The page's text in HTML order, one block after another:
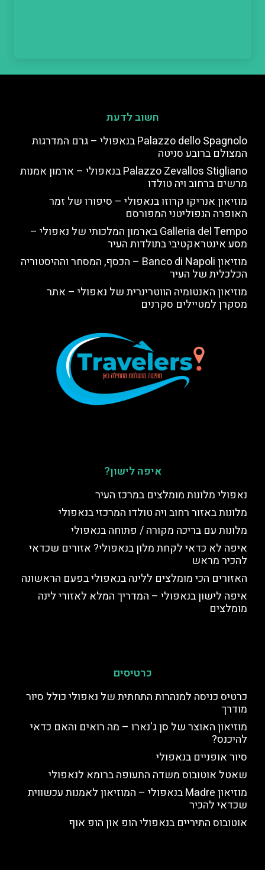
חשוב לדעת
Palazzo dello Spagnolo בנאפולי – גרם המדרגות
המצולם ברובע סניטה
Palazzo Zevallos Stigliano בנאפולי – ארמון אמנות
מרשים ברחוב ויה טולדו
מוזיאון אנריקו קרוזו בנאפולי – סיפורו של זמר
האופרה הנפוליטני המפורסם
Galleria del Tempo בארמון המלכותי של נאפולי –
מסע אינטראקטיבי בתולדות העיר
מוזיאון Banco di Napoli – הכסף, המסחר וההיסטוריה
הכלכלית של העיר
מוזיאון האנטומיה הווטרינרית של נאפולי – אתר
מסקרן למטיילים סקרנים
איפה לישון?
נאפולי מלונות מומלצים במרכז העיר
מלונות באזור רחוב ויה טולדו המרכזי בנאפולי
מלונות עם בריכה מקורה / פתוחה בנאפולי
איפה לא כדאי לקחת מלון בנאפולי? אזורים שכדאי
להכיר מראש
האזורים הכי מומלצים ללינה בנאפולי בפעם הראשונה
איפה לישון בנאפולי – המדריך המלא לאזורי לינה
מומלצים
כרטיסים
כרטיס כניסה למנהרות התחתית של נאפולי כולל סיור
מודרך
מוזיאון האוצר של סן ג'נארו – מה רואים והאם כדאי
להיכנס?
סיור אופניים בנאפולי
שאטל אוטובוס משדה התעופה ברומא לנאפולי
מוזיאון Madre בנאפולי – המוזיאון לאמנות עכשווית
שכדאי להכיר
אוטובוס התיריים בנאפולי הופ און הופ אוף